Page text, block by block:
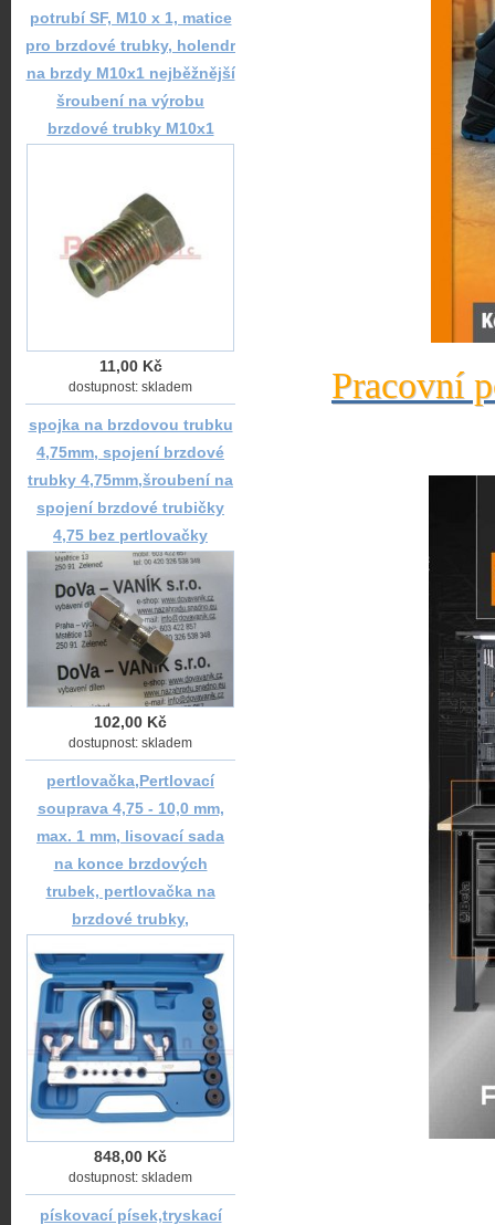
Pracovní
potrubí SF, M10 x 1, matice
pro brzdové trubky, holendr
na brzdy M10x1 nejběžnější
šroubení na výrobu
brzdové trubky M10x1
11,00 Kč
dostupnost: skladem
spojka na brzdovou trubku
4,75mm, spojení brzdové
trubky 4,75mm,šroubení na
spojení brzdové trubičky
4,75 bez pertlovačky
102,00 Kč
dostupnost: skladem
pertlovačka,Pertlovací
souprava 4,75 - 10,0 mm,
max. 1 mm, lisovací sada
na konce brzdových
trubek, pertlovačka na
brzdové trubky,
848,00 Kč
dostupnost: skladem
pískovací písek,tryskací